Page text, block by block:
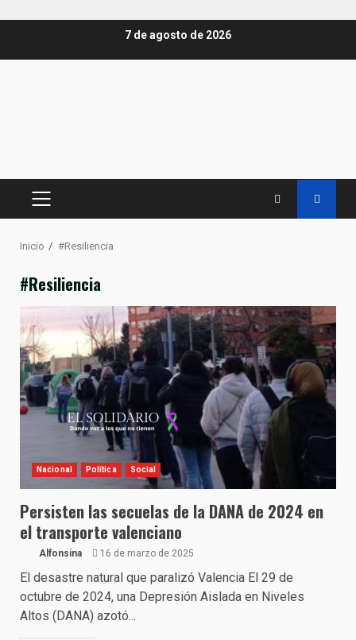
7 de agosto de 2026
MENÚ
Inicio #Resiliencia
#Resiliencia
Nacional Política Social
Persisten las secuelas de la DANA de 2024 en
el transporte valenciano
Alfonsina 16 de marzo de 2025
El desastre natural que paralizó Valencia El 29 de
octubre de 2024, una Depresión Aislada en Niveles
Altos (DANA) azotó...